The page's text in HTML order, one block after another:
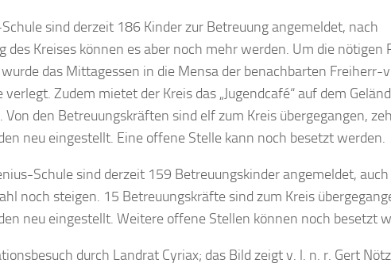
sind derzeit 186 Kinder zur Betreuung angemeldet, nach
des Kreises können es aber noch mehr werden. Um die nötigen
das Mittagessen in die Mensa der benachbarten Freiherr-
Zudem mietet der Kreis das „Jugendcafé“ auf dem
Von den Betreuungskräften sind elf zum Kreis übergegangen,
neu eingestellt. Eine offene Stelle kann noch besetzt werden.
Schule sind derzeit 159 Betreuungskinder angemeldet,
noch steigen. 15 Betreuungskräfte sind zum Kreis
neu eingestellt. Weitere offene Stellen können noch besetzt
durch Landrat Cyriax; das Bild zeigt v. l. n. r. Gert